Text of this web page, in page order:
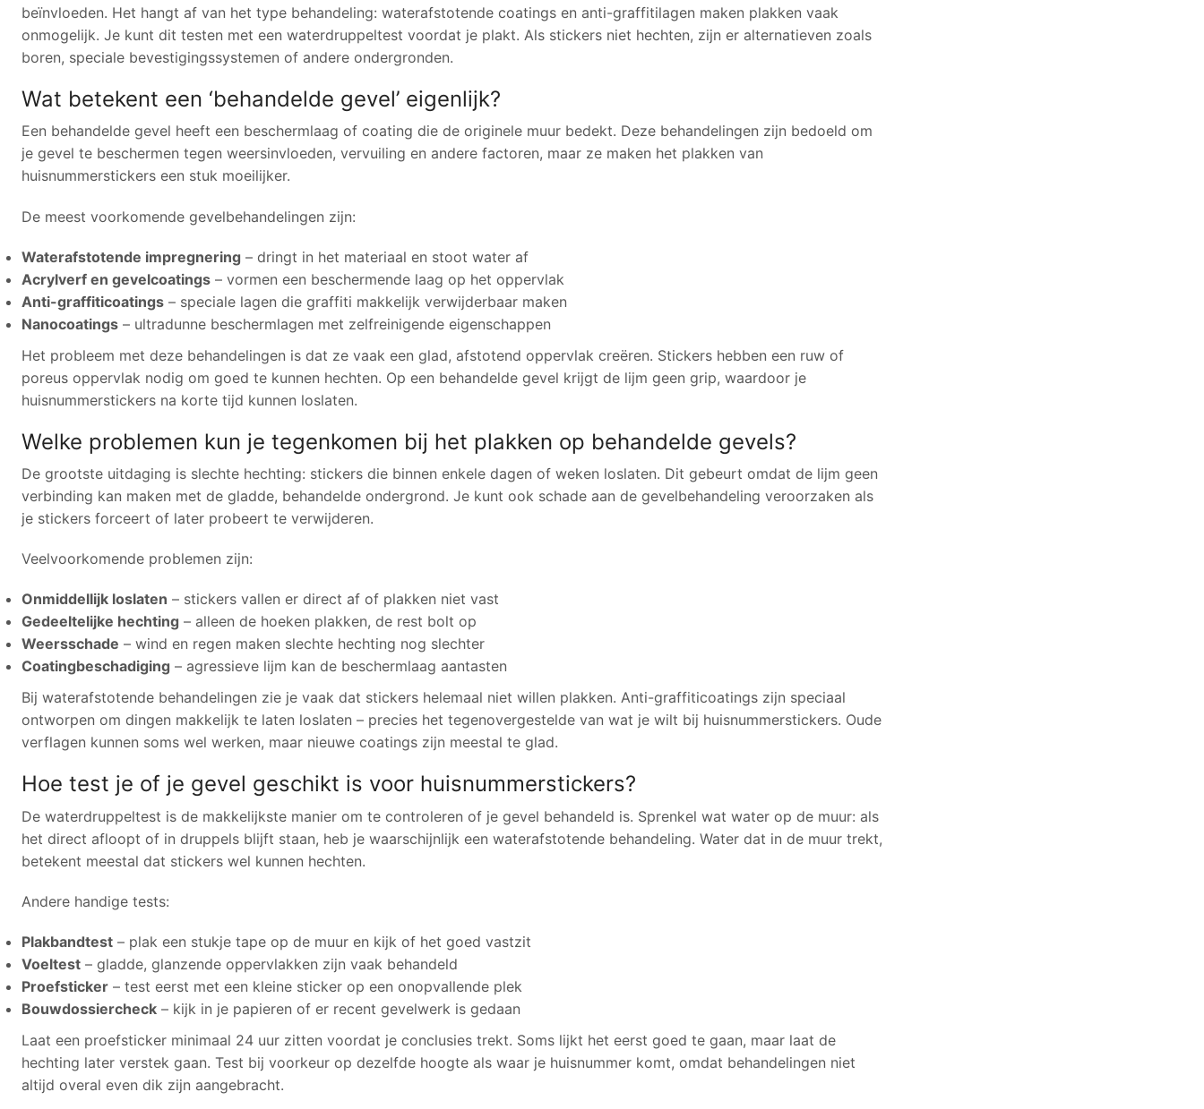
beïnvloeden. Het hangt af van het type behandeling: waterafstotende coatings en anti-graffitilagen maken plakken vaak
onmogelijk. Je kunt dit testen met een waterdruppeltest voordat je plakt. Als stickers niet hechten, zijn er alternatieven zoals
boren, speciale bevestigingssystemen of andere ondergronden.
Wat betekent een ‘behandelde gevel’ eigenlijk?
Een behandelde gevel heeft een beschermlaag of coating die de originele muur bedekt. Deze behandelingen zijn bedoeld om
je gevel te beschermen tegen weersinvloeden, vervuiling en andere factoren, maar ze maken het plakken van
huisnummerstickers een stuk moeilijker.
De meest voorkomende gevelbehandelingen zijn:
Waterafstotende impregnering – dringt in het materiaal en stoot water af
Acrylverf en gevelcoatings – vormen een beschermende laag op het oppervlak
Anti-graffiticoatings – speciale lagen die graffiti makkelijk verwijderbaar maken
Nanocoatings – ultradunne beschermlagen met zelfreinigende eigenschappen
Het probleem met deze behandelingen is dat ze vaak een glad, afstotend oppervlak creëren. Stickers hebben een ruw of
poreus oppervlak nodig om goed te kunnen hechten. Op een behandelde gevel krijgt de lijm geen grip, waardoor je
huisnummerstickers na korte tijd kunnen loslaten.
Welke problemen kun je tegenkomen bij het plakken op behandelde gevels?
De grootste uitdaging is slechte hechting: stickers die binnen enkele dagen of weken loslaten. Dit gebeurt omdat de lijm geen
verbinding kan maken met de gladde, behandelde ondergrond. Je kunt ook schade aan de gevelbehandeling veroorzaken als
je stickers forceert of later probeert te verwijderen.
Veelvoorkomende problemen zijn:
Onmiddellijk loslaten – stickers vallen er direct af of plakken niet vast
Gedeeltelijke hechting – alleen de hoeken plakken, de rest bolt op
Weersschade – wind en regen maken slechte hechting nog slechter
Coatingbeschadiging – agressieve lijm kan de beschermlaag aantasten
Bij waterafstotende behandelingen zie je vaak dat stickers helemaal niet willen plakken. Anti-graffiticoatings zijn speciaal
ontworpen om dingen makkelijk te laten loslaten – precies het tegenovergestelde van wat je wilt bij huisnummerstickers. Oude
verflagen kunnen soms wel werken, maar nieuwe coatings zijn meestal te glad.
Hoe test je of je gevel geschikt is voor huisnummerstickers?
De waterdruppeltest is de makkelijkste manier om te controleren of je gevel behandeld is. Sprenkel wat water op de muur: als
het direct afloopt of in druppels blijft staan, heb je waarschijnlijk een waterafstotende behandeling. Water dat in de muur trekt,
betekent meestal dat stickers wel kunnen hechten.
Andere handige tests:
Plakbandtest – plak een stukje tape op de muur en kijk of het goed vastzit
Voeltest – gladde, glanzende oppervlakken zijn vaak behandeld
Proefsticker – test eerst met een kleine sticker op een onopvallende plek
Bouwdossiercheck – kijk in je papieren of er recent gevelwerk is gedaan
Laat een proefsticker minimaal 24 uur zitten voordat je conclusies trekt. Soms lijkt het eerst goed te gaan, maar laat de
hechting later verstek gaan. Test bij voorkeur op dezelfde hoogte als waar je huisnummer komt, omdat behandelingen niet
altijd overal even dik zijn aangebracht.